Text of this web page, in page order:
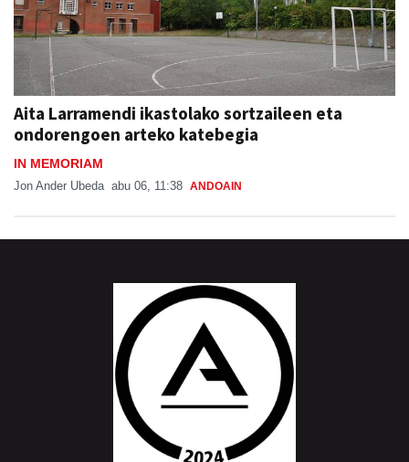
Aita Larramendi ikastolako sortzaileen eta
ondorengoen arteko katebegia
IN MEMORIAM
Jon Ander Ubeda ANDOAIN